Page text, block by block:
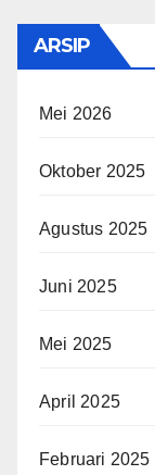
ARSIP
Mei 2026
Oktober 2025
Agustus 2025
Juni 2025
Mei 2025
April 2025
Februari 2025